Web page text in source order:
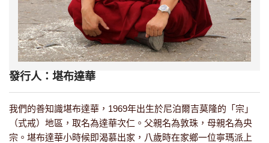
發行人：堪布達華
我們的善知識堪布達華，1969年出生於尼泊爾吉莫隆的「宗」
（式戒）地區，取名為達華次仁。父親名為敦珠，母親名為央
宗。堪布達華小時候即渴慕出家，八歲時在家鄉一位寧瑪派上